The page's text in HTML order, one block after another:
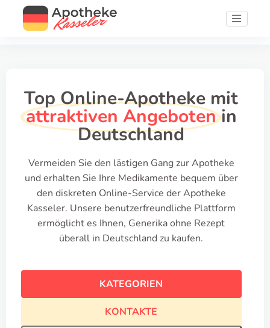
Top Online-Apotheke mit
attraktiven Angebotenin
Deutschland
Vermeiden Sie den lästigen Gang zur Apotheke
und erhalten Sie Ihre Medikamente bequem über
den diskreten Online-Service der Apotheke
Kasseler. Unsere benutzerfreundliche Plattform
ermöglicht es Ihnen, Generika ohne Rezept
überall in Deutschland zu kaufen.
KATEGORIEN
KONTAKTE